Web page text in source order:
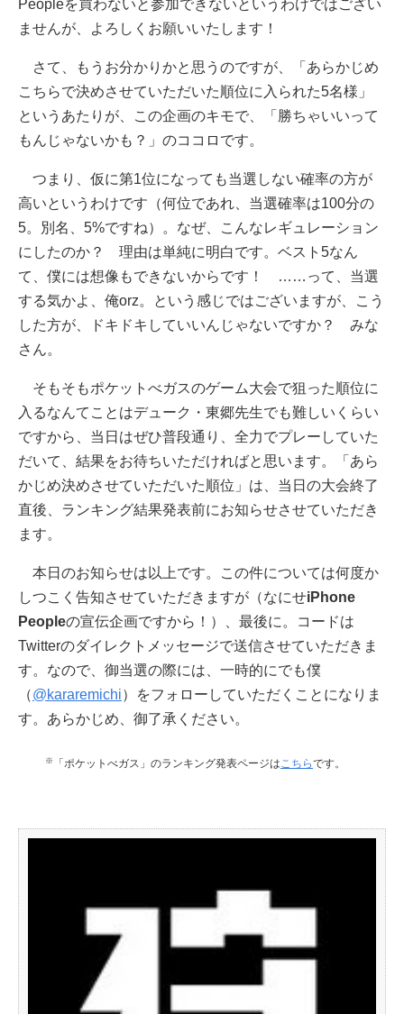
Peopleを買わないと参加できないというわけではござい
ませんが、よろしくお願いいたします！
さて、もうお分かりかと思うのですが、「あらかじめ
こちらで決めさせていただいた順位に入られた5名様」
というあたりが、この企画のキモで、「勝ちゃいいって
もんじゃないかも？」のココロです。
つまり、仮に第1位になっても当選しない確率の方が
高いというわけです（何位であれ、当選確率は100分の
5。別名、5%ですね）。なぜ、こんなレギュレーション
にしたのか？ 理由は単純に明白です。ベスト5なん
て、僕には想像もできないからです！ ……って、当選
する気かよ、俺orz。という感じではございますが、こう
した方が、ドキドキしていいんじゃないですか？ みな
さん。
そもそもポケットべガスのゲーム大会で狙った順位に
入るなんてことはデューク・東郷先生でも難しいくらい
ですから、当日はぜひ普段通り、全力でプレーしていた
だいて、結果をお待ちいただければと思います。「あら
かじめ決めさせていただいた順位」は、当日の大会終了
直後、ランキング結果発表前にお知らせさせていただき
ます。
本日のお知らせは以上です。この件については何度か
しつこく告知させていただきますが（なにせiPhone
Peopleの宣伝企画ですから！）、最後に。コードは
Twitterのダイレクトメッセージで送信させていただきま
す。なので、御当選の際には、一時的にでも僕
（@kararemichi）をフォローしていただくことになりま
す。あらかじめ、御了承ください。
※ 「ポケットべガス」のランキング発表ページはこちらです。